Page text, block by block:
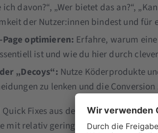
ich davon?“, „Wer bietet das an?“,
der Nutzer:innen bindest und für
Page optimieren: Erfahre, warum
ist und wie du hier durch
„Decoys“: Nutze Köderprodukte
zu lenken und die Conversion
Fixes aus dem Podcast helfen
mit relativ geringem Aufwand zu